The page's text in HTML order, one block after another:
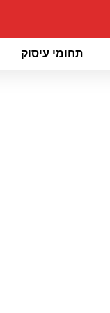
תחומי עיסוק